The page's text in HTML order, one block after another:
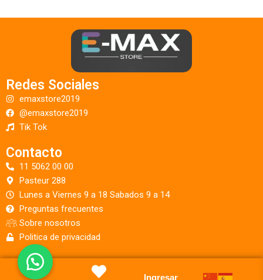
Redes Sociales
emaxstore2019
@emaxstore2019
Tik Tok
Contacto
11 5062 00 00
Pasteur 288
Lunes a Viernes 9 a 18 Sabados 9 a 14
Preguntas frecuentes
Sobre nosotros
Politica de privacidad
Ingresar